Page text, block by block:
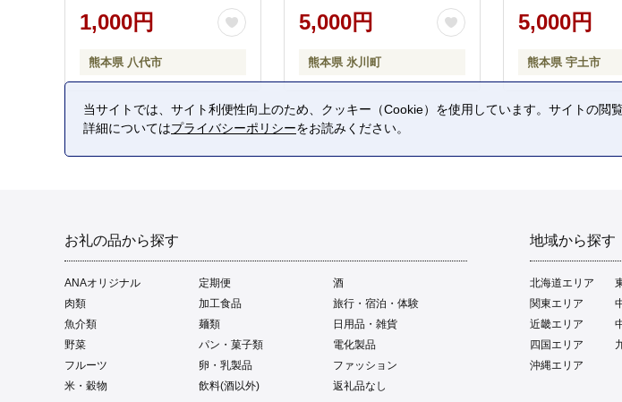
1,000円
熊本県 八代市
5,000円
熊本県 氷川町
5,000円
熊本県 宇土市
お礼の品から探す
ANAオリジナル 定期便
酒
肉類
加工食品
旅行・宿泊・体験
魚介類
麺類
日用品・雑貨
野菜
パン・菓子類
電化製品
フルーツ
卵・乳製品
ファッション
米・穀物
飲料(酒以外) 返礼品なし
地域から探す
北海道エリア
関東エリア
近畿エリア
四国エリア
沖縄エリア
当サイトでは、サイト利便性向上のため、クッキー（Cookie）を使用しています。サイトの閲
詳細についてはプライバシーポリシーをお読みください。